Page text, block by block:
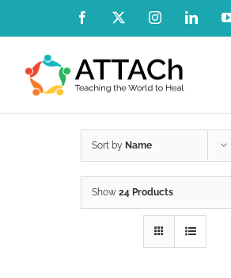
content
Facebook Instagram
Sort by Name
Show 24 Products